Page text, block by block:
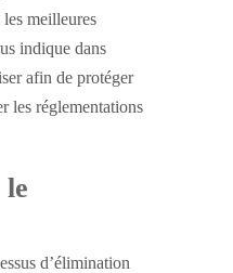
les meilleures
indique dans
afin de protéger
les réglementations
le
d’élimination